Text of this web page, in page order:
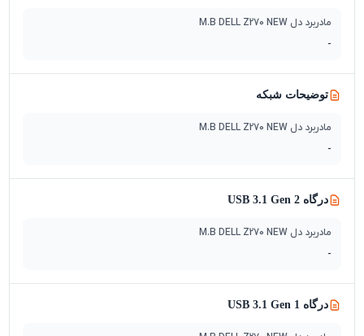
مادربرد دل M.B DELL Z270 NEW
-
توضیحات شبکه
مادربرد دل M.B DELL Z270 NEW
-
درگاه USB 3.1 Gen 2
مادربرد دل M.B DELL Z270 NEW
-
درگاه USB 3.1 Gen 1